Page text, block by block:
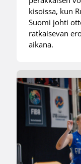
kisoissa, kun
Suomi johti
ratkaisevan
aikana.